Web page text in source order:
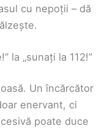
cu nepoții – dă
la „sunați la 112!”
Un încărcător
enervant, ci
poate duce